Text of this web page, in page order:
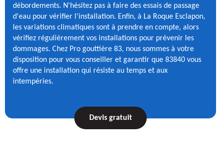
débordements. N'hésitez pas à faire des essais de passage
d'eau pour vérifier l'installation. Enfin, à La Roque Esclapon,
les variations climatiques sont à prendre en compte, alors
vérifiez régulièrement vos installations pour prévenir les
dommages. Chez Pro gouttière 83, nous sommes à votre
disposition pour vous conseiller et garantir que 83840 vous
offre une installation qui résiste au temps et aux
intempéries.
Devis gratuit